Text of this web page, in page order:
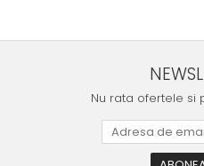
Nu rata ofertele si